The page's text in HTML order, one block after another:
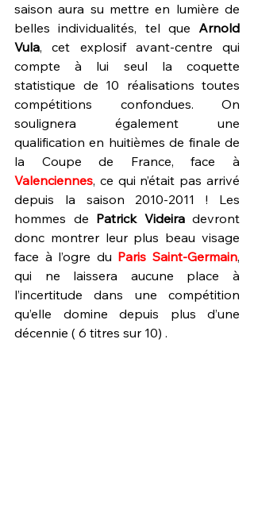
saison aura su mettre en lumière de
belles individualités, tel que Arnold
Vula, cet explosif avant-centre qui
compte à lui seul la coquette
statistique de 10 réalisations toutes
compétitions confondues. On
soulignera également une
qualification en huitièmes de finale de
Valenciennes, ce qui n’était pas arrivé
depuis la saison 2010-2011 ! Les
hommes de Patrick Videira devront
donc montrer leur plus beau visage
face à l’ogre du Paris Saint-Germain,
qui ne laissera aucune place à
l’incertitude dans une compétition
qu’elle domine depuis plus d’une
décennie ( 6 titres sur 10) .